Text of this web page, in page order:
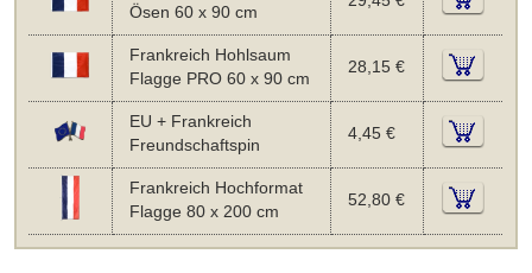
Ösen 60 x 90 cm
Frankreich Hohlsaum
Flagge PRO 60 x 90 cm
28,15 €
EU + Frankreich
Freundschaftspin
4,45 €
Frankreich Hochformat
Flagge 80 x 200 cm
52,80 €